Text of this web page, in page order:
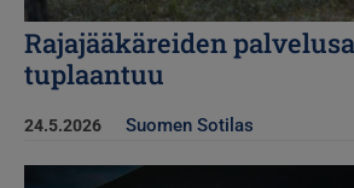
Rajajääkäreiden
tuplaantuu
24.5.2026 Suomen Sotilas